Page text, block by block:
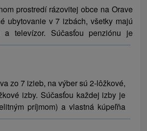
prostredí rázovitej obce na Orave
ubytovanie v 7 izbách, všetky majú
a televízor. Súčasťou penziónu je
s krbom a jedlami slovenskej
altánkoch, a to aj pri grilovaní alebo
krbe. Tráviť čas je možné
kolkov či využitím fitness. Deti
preliezkach, hojdačke a
ani kútik s hračkami. WiFi sieť je k
izbe. Parkovacie miesta sú priamo
zo 7 izieb, na výber sú 2-lôžkové,
izby. Súčasťou každej izby je
príjmom) a vlastná kúpeľňa
a toaletou. Celková kapacita